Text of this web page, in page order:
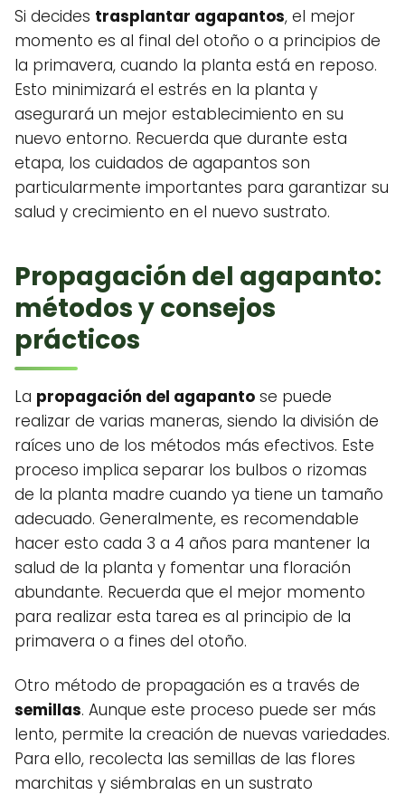
Si decides trasplantar agapantos, el mejor
momento es al final del otoño o a principios de
la primavera, cuando la planta está en reposo.
Esto minimizará el estrés en la planta y
asegurará un mejor establecimiento en su
nuevo entorno. Recuerda que durante esta
etapa, los cuidados de agapantos son
particularmente importantes para garantizar su
salud y crecimiento en el nuevo sustrato.
Propagación del agapanto:
métodos y consejos
prácticos
La propagación del agapanto se puede
realizar de varias maneras, siendo la división de
raíces uno de los métodos más efectivos. Este
proceso implica separar los bulbos o rizomas
de la planta madre cuando ya tiene un tamaño
adecuado. Generalmente, es recomendable
hacer esto cada 3 a 4 años para mantener la
salud de la planta y fomentar una floración
abundante. Recuerda que el mejor momento
para realizar esta tarea es al principio de la
primavera o a fines del otoño.
Otro método de propagación es a través de
semillas. Aunque este proceso puede ser más
lento, permite la creación de nuevas variedades.
Para ello, recolecta las semillas de las flores
marchitas y siémbralas en un sustrato